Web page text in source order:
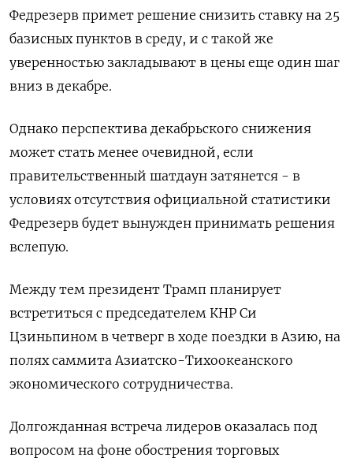
Федрезерв примет решение снизить ставку на 25
базисных пунктов в среду, и с такой же
уверенностью закладывают в цены еще один шаг
вниз в декабре.
Однако перспектива декабрьского снижения
может стать менее очевидной, если
правительственный шатдаун затянется - в
условиях отсутствия официальной статистики
Федрезерв будет вынужден принимать решения
вслепую.
Между тем президент Трамп планирует
встретиться с председателем КНР Си
Цзиньпином в четверг в ходе поездки в Азию, на
полях саммита Азиатско-Тихоокеанского
экономического сотрудничества.
Долгожданная встреча лидеров оказалась под
вопросом на фоне обострения торговых